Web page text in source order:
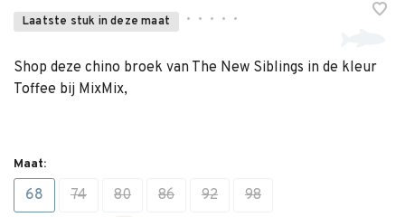
Laatste stuk in deze maat • • • • •
Shop deze chino broek van The New Siblings in de kleur
Toffee bij MixMix,
Maat:
68 74 80 86 92 98